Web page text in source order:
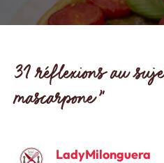
31 réflexions au
mascarpone”
LadyMilonguera